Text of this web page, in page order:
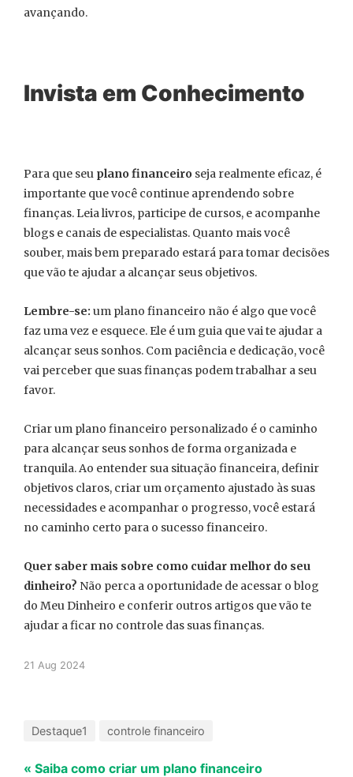
avançando.
Invista em Conhecimento
Para que seu plano financeiro seja realmente eficaz, é
importante que você continue aprendendo sobre
finanças. Leia livros, participe de cursos, e acompanhe
blogs e canais de especialistas. Quanto mais você
souber, mais bem preparado estará para tomar decisões
que vão te ajudar a alcançar seus objetivos.
Lembre-se: um plano financeiro não é algo que você
faz uma vez e esquece. Ele é um guia que vai te ajudar a
alcançar seus sonhos. Com paciência e dedicação, você
vai perceber que suas finanças podem trabalhar a seu
favor.
Criar um plano financeiro personalizado é o caminho
para alcançar seus sonhos de forma organizada e
tranquila. Ao entender sua situação financeira, definir
objetivos claros, criar um orçamento ajustado às suas
necessidades e acompanhar o progresso, você estará
no caminho certo para o sucesso financeiro.
Quer saber mais sobre como cuidar melhor do seu
dinheiro? Não perca a oportunidade de acessar o blog
do Meu Dinheiro e conferir outros artigos que vão te
ajudar a ficar no controle das suas finanças.
21 Aug 2024
Destaque1 controle financeiro
« Saiba como criar um plano financeiro